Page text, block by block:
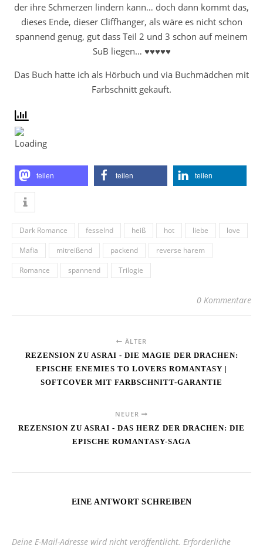
der ihre Schmerzen lindern kann… doch dann kommt das,
dieses Ende, dieser Cliffhanger, als wäre es nicht schon
spannend genug, gut dass Teil 2 und 3 schon auf meinem
SuB liegen… ♥♥♥♥♥
Das Buch hatte ich als Hörbuch und via Buchmädchen mit
Farbschnitt gekauft.
teilen teilen teilen
Dark Romance fesselnd heiß hot liebe
love
Mafia
mitreißend packend
reverse harem
Romance
spannend Trilogie
0 Kommentare
ÄLTER
REZENSION ZU ASRAI - DIE MAGIE DER DRACHEN:
EPISCHE ENEMIES TO LOVERS ROMANTASY |
SOFTCOVER MIT FARBSCHNITT-GARANTIE
NEUER
REZENSION ZU ASRAI - DAS HERZ DER DRACHEN: DIE
EPISCHE ROMANTASY-SAGA
EINE ANTWORT SCHREIBEN
Deine E-Mail-Adresse wird nicht veröffentlicht. Erforderliche